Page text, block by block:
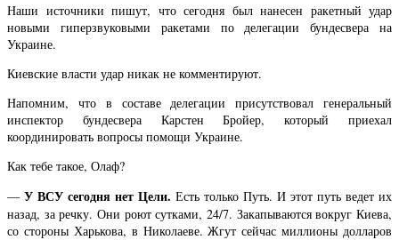
Наши источники пишут, что сегодня был нанесен ракетный удар
новыми гиперзвуковыми ракетами по делегации бундесвера на
Украине.
Киевские власти удар никак не комментируют.
Напомним, что в составе делегации присутствовал генеральный
инспектор бундесвера Карстен Бройер, который приехал
координировать вопросы помощи Украине.
Как тебе такое, Олаф?
— У ВСУ сегодня нет Цели. Есть только Путь. И этот путь ведет их
назад, за речку. Они роют сутками, 24/7. Закапываются вокруг Киева,
со стороны Харькова, в Николаеве. Жгут сейчас миллионы долларов